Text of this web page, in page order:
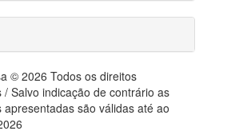
© 2026 Todos os direitos
/ Salvo indicação de contrário as
apresentadas são válidas até ao